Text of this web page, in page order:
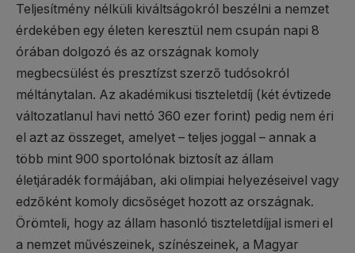
Teljesítmény nélküli kiváltságokról beszélni a nemzet
érdekében egy életen keresztül nem csupán napi 8
órában dolgozó és az országnak komoly
megbecsülést és presztízst szerző tudósokról
méltánytalan. Az akadémikusi tiszteletdíj (két évtizede
változatlanul havi nettó 360 ezer forint) pedig nem éri
el azt az összeget, amelyet – teljes joggal – annak a
több mint 900 sportolónak biztosít az állam
életjáradék formájában, aki olimpiai helyezéseivel vagy
edzőként komoly dicsőséget hozott az országnak.
Örömteli, hogy az állam hasonló tiszteletdíjjal ismeri el
a nemzet művészeinek, színészeinek, a Magyar